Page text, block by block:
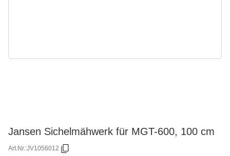
Jansen Sichelmähwerk für MGT-600, 100 cm
Art.Nr.:JV1056012